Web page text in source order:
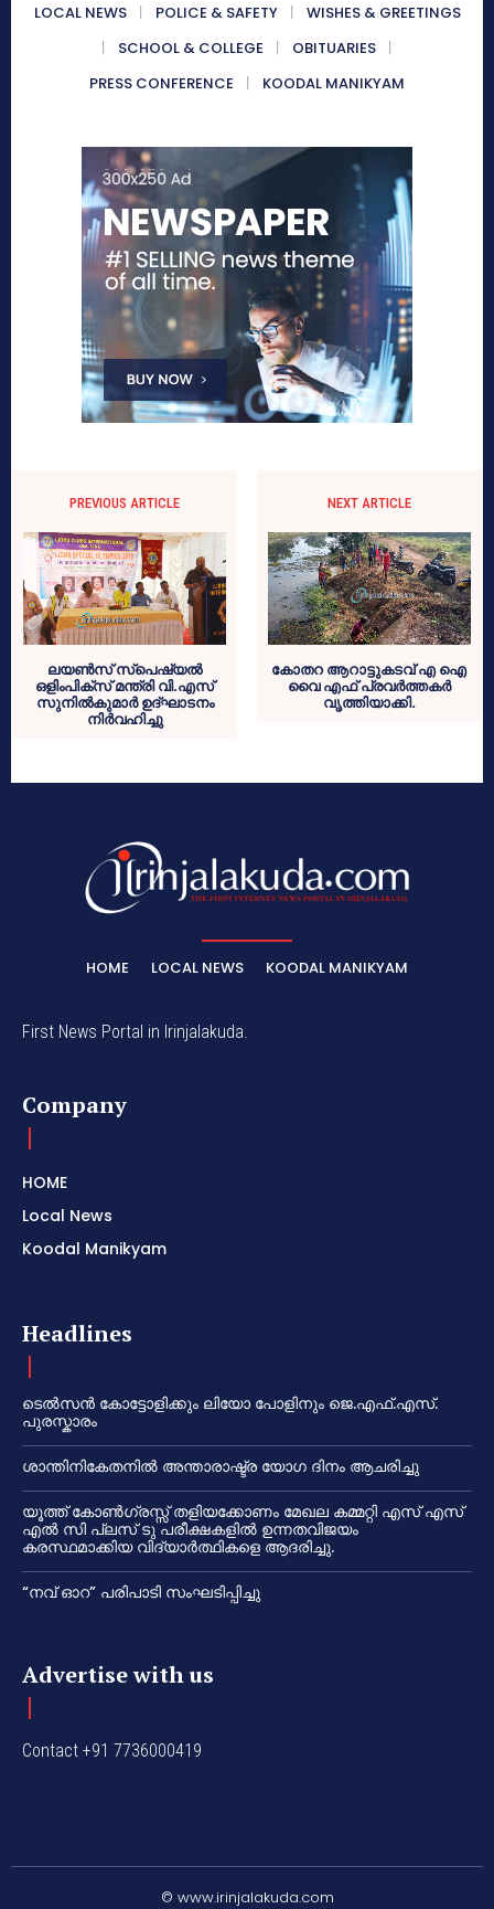
LOCAL NEWS POLICE & SAFETY
WISHES & GREETINGS
SCHOOL & COLLEGE
OBITUARIES
PRESS CONFERENCE
KOODAL MANIKYAM
PREVIOUS ARTICLE
ലയണ്‍സ് സ്‌പെഷ്യല്‍
ഒളിംപിക്‌സ് മന്ത്രി വി.എസ്
സുനില്‍കുമാര്‍ ഉദ്ഘാടനം
നിര്‍വഹിച്ചു
NEXT ARTICLE
കോതറ ആറാട്ടുകടവ് എ ഐ
വൈ എഫ് പ്രവര്‍ത്തകര്‍
വൃത്തിയാക്കി.
HOME LOCAL NEWS KOODAL MANIKYAM
First News Portal in Irinjalakuda.
Company
HOME
Local News
Koodal Manikyam
Headlines
ടെൽസൻ കോട്ടോളിക്കും ലിയോ പോളിനും ജെ.എഫ്.എസ്.
പുരസ്കാരം
ശാന്തിനികേതനിൽ അന്താരാഷ്ട്ര യോഗ ദിനം ആചരിച്ചു
യൂത്ത് കോൺഗ്രസ്സ് തളിയക്കോണം മേഖല കമ്മറ്റി എസ് എസ്
എൽ സി പ്ലസ് ടു പരീക്ഷകളിൽ ഉന്നതവിജയം
കരസ്ഥമാക്കിയ വിദ്യാർത്ഥികളെ ആദരിച്ചു.
“നവ് ഓറ” പരിപാടി സംഘടിപ്പിച്ചു
Advertise with us
Contact +91 7736000419
© www.irinjalakuda.com